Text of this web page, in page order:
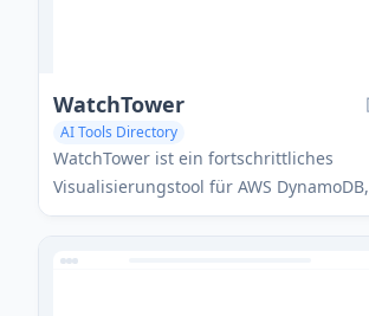
WatchTower
AI Tools Directory
WatchTower ist ein fortschrittliches
Visualisierungstool für AWS DynamoDB,
das die vorläufigen Kapazitäten der
helfen, die Nutzung und Leistung zu